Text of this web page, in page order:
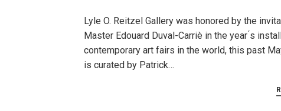
Lyle O. Reitzel Gallery was honored by the
Master Edouard Duval-Carriè in the year ́s
contemporary art fairs in the world, this past
is curated by Patrick…